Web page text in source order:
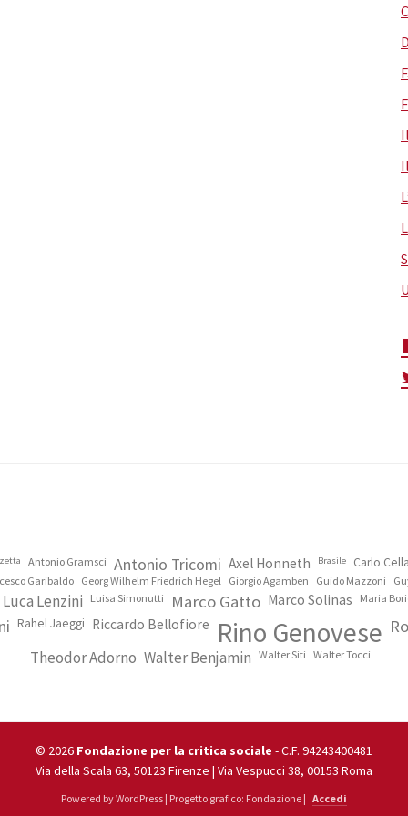
Antonio Gramsci Antonio Tricomi Axel Honneth Brasile Carlo
Garibaldo Georg Wilhelm Friedrich Hegel Giorgio Agamben Guido Mazzoni
Luca Lenzini Luisa Simonutti Marco Gatto Marco Solinas Maria
Rahel Jaeggi Riccardo Bellofiore Rino Genovese
Theodor Adorno Walter Benjamin Walter Siti Walter Tocci
© 2026 Fondazione per la critica sociale - C.F. 94243400481
Via della Scala 63, 50123 Firenze | Via Vespucci 38, 00153 Roma
Powered by WordPress | Progetto grafico: Fondazione | Accedi